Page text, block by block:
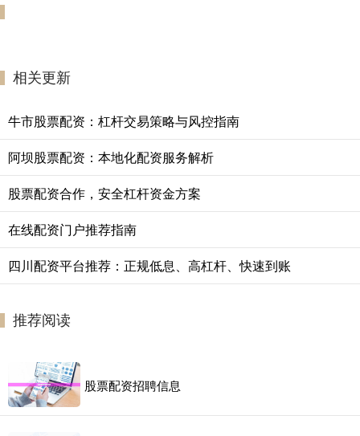
相关更新
牛市股票配资：杠杆交易策略与风控指南
阿坝股票配资：本地化配资服务解析
股票配资合作，安全杠杆资金方案
在线配资门户推荐指南
四川配资平台推荐：正规低息、高杠杆、快速到账
推荐阅读
股票配资招聘信息